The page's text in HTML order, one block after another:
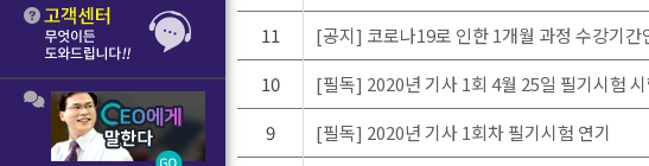
11
[공지] 코로나19로 인한 1개월 과정 수강기간
10
[필독] 2020년 기사 1회 4월 25일 필기시험
9
[필독] 2020년 기사 1회차 필기시험 연기